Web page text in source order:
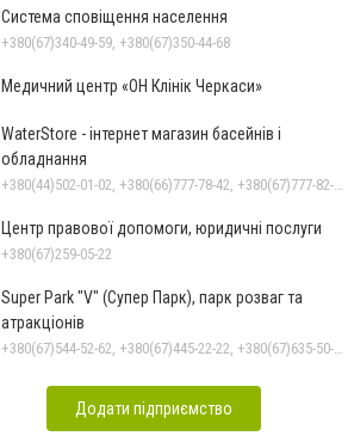
Система сповіщення населення
+380(67)340-49-59, +380(67)350-44-68
Медичний центр «ОН Клінік Черкаси»
WaterStore - інтернет магазин басейнів і
обладнання
+380(44)502-01-02, +380(66)777-78-42, +380(67)777-82-19, +380(67)890-80-80, +380(73)890-80-80, +380(44)502-01-03
Центр правової допомоги, юридичні послуги
+380(67)259-05-22
Super Park "V" (Супер Парк), парк розваг та
атракціонів
+380(67)544-52-62, +380(67)445-22-22, +380(67)635-50-50
Додати підприємство